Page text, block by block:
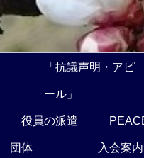
「抗議声明・アピ
ール」
役員の派遣
団体 入会案内